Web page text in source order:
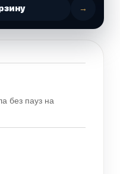
→
без пауз на